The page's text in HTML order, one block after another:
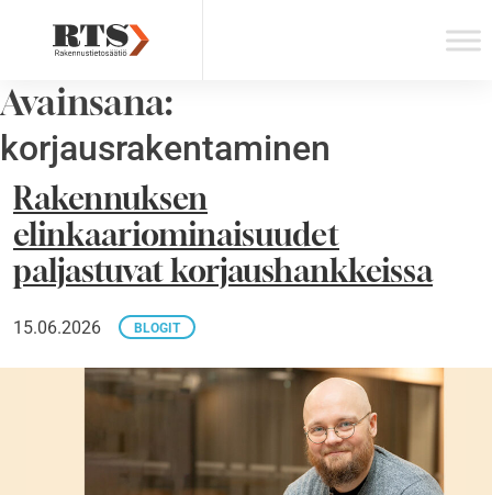
Avainsana:
korjausrakentaminen
Rakennuksen
elinkaariominaisuudet
paljastuvat korjaushankkeissa
15.06.2026 BLOGIT